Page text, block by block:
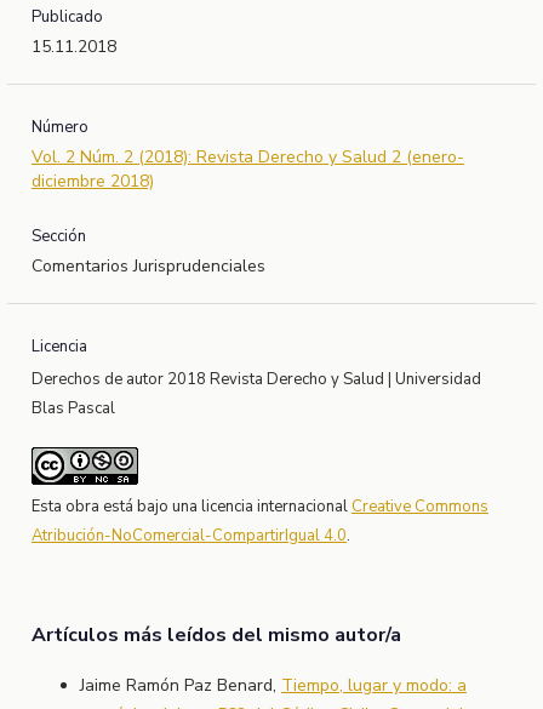
Publicado
15.11.2018
Número
Vol. 2 Núm. 2 (2018): Revista Derecho y Salud 2 (enero-
diciembre 2018)
Sección
Comentarios Jurisprudenciales
Licencia
Derechos de autor 2018 Revista Derecho y Salud | Universidad
Blas Pascal
Esta obra está bajo una licencia internacional Creative Commons
Atribución-NoComercial-CompartirIgual 4.0.
Artículos más leídos del mismo autor/a
Jaime Ramón Paz Benard, Tiempo, lugar y modo: a